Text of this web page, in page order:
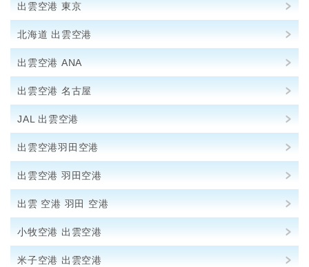
出雲空港 東京
北海道 出雲空港
出雲空港 ANA
出雲空港 名古屋
JAL 出雲空港
出雲空港羽田空港
出雲空港 羽田空港
出雲 空港 羽田 空港
小牧空港 出雲空港
米子空港 出雲空港